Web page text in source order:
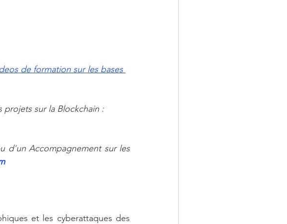
de formation sur les bases
sur la Blockchain :
d'un Accompagnement sur les
et les cyberattaques des